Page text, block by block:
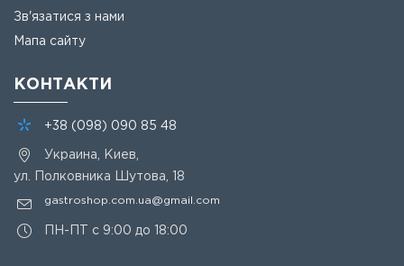
Зв'язатися з нами
Мапа сайту
КОНТАКТИ
+38 (098) 090 85 48
Украина, Киев,
ул. Полковника Шутова, 18
gastroshop.com.ua@gmail.com
ПН-ПТ с 9:00 до 18:00